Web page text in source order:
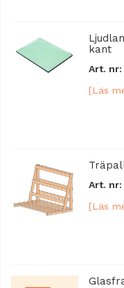
kant
Art. nr:
[Läs
Art. nr:
[Läs